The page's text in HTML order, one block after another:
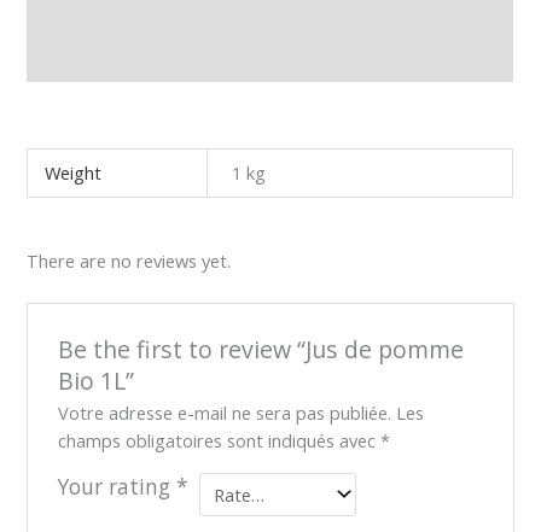
Weight 1 kg
There are no reviews yet.
Be the first to review “Jus de pomme
Bio 1L”
Votre adresse e-mail ne sera pas publiée. Les
champs obligatoires sont indiqués avec *
Your rating *